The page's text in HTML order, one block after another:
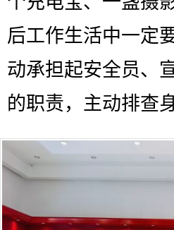
后工作生活中一定
动承担起安全员、
的职责，主动排查